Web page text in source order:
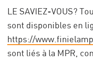
LE SAVIEZ-VOUS?
sont disponibles en
https://
sont liés à la MPR,